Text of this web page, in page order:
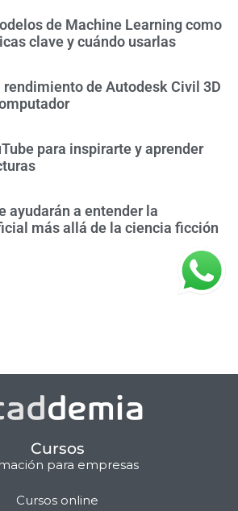
de Machine Learning como
clave y cuándo usarlas
de Autodesk Civil 3D
para inspirarte y aprender
ayudarán a entender la
más allá de la ciencia ficción
Cursos
para empresas
Cursos online